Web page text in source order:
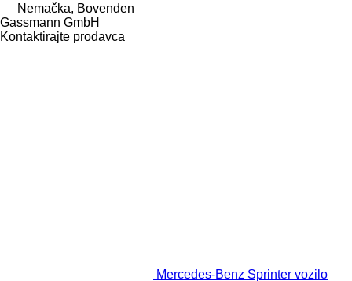
Nemačka, Bovenden
Gassmann GmbH
Kontaktirajte prodavca
Mercedes-Benz Sprinter vozilo